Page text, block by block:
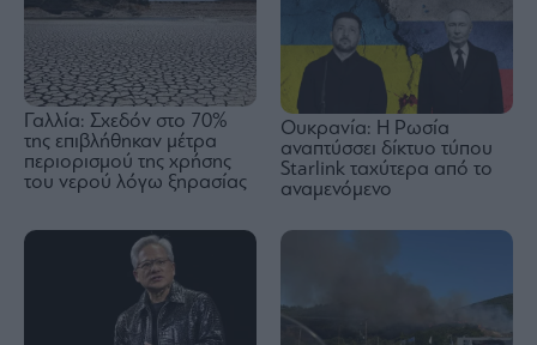
Γαλλία: Σχεδόν στο 70%
της επιβλήθηκαν μέτρα
περιορισμού της χρήσης
του νερού λόγω ξηρασίας
Ουκρανία: Η Ρωσία
αναπτύσσει δίκτυο τύπου
Starlink ταχύτερα από το
αναμενόμενο